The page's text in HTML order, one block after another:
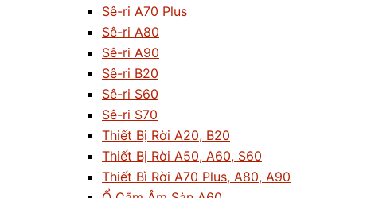
Sê-ri A70 Plus
Sê-ri A80
Sê-ri A90
Sê-ri B20
Sê-ri S60
Sê-ri S70
Thiết Bị Rời A20, B20
Thiết Bị Rời A50, A60, S60
Thiết Bì Rời A70 Plus, A80, A90